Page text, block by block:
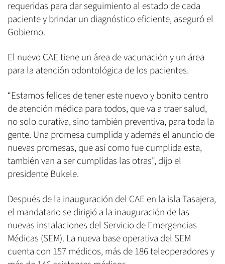
requeridas para dar seguimiento al estado de cada
paciente y brindar un diagnóstico eficiente, aseguró el
Gobierno.
El nuevo CAE tiene un área de vacunación y un área
para la atención odontológica de los pacientes.
“Estamos felices de tener este nuevo y bonito centro
de atención médica para todos, que va a traer salud,
no solo curativa, sino también preventiva, para toda la
gente. Una promesa cumplida y además el anuncio de
nuevas promesas, que así como fue cumplida esta,
también van a ser cumplidas las otras", dijo el
presidente Bukele.
Después de la inauguración del CAE en la isla Tasajera,
el mandatario se dirigió a la inauguración de las
nuevas instalaciones del Servicio de Emergencias
Médicas (SEM). La nueva base operativa del SEM
cuenta con 157 médicos, más de 186 teleoperadores y